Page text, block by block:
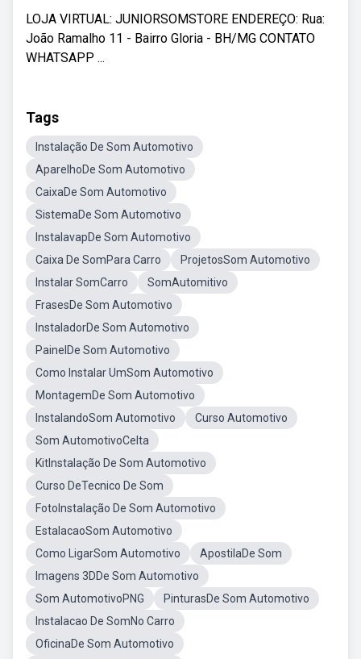
LOJA VIRTUAL: JUNIORSOMSTORE ENDEREÇO: Rua:
João Ramalho 11 - Bairro Gloria - BH/MG CONTATO
WHATSAPP ...
Tags
Instalação De Som Automotivo
AparelhoDe Som Automotivo
CaixaDe Som Automotivo
SistemaDe Som Automotivo
InstalavapDe Som Automotivo
Caixa De SomPara Carro
ProjetosSom Automotivo
Instalar SomCarro
SomAutomitivo
FrasesDe Som Automotivo
InstaladorDe Som Automotivo
PainelDe Som Automotivo
Como Instalar UmSom Automotivo
MontagemDe Som Automotivo
InstalandoSom Automotivo
Curso Automotivo
Som AutomotivoCelta
KitInstalação De Som Automotivo
Curso DeTecnico De Som
FotoInstalação De Som Automotivo
EstalacaoSom Automotivo
Como LigarSom Automotivo
ApostilaDe Som
Imagens 3DDe Som Automotivo
Som AutomotivoPNG
PinturasDe Som Automotivo
Instalacao De SomNo Carro
OficinaDe Som Automotivo